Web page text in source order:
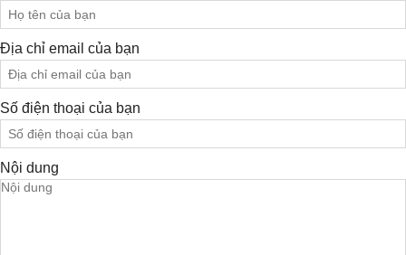
Địa chỉ email của bạn
Số điện thoại của bạn
Nội dung